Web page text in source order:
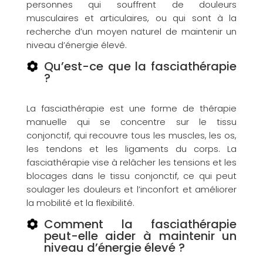
personnes qui souffrent de douleurs
musculaires et articulaires, ou qui sont à la
recherche d’un moyen naturel de maintenir un
niveau d’énergie élevé.
Qu’est-ce que la fasciathérapie
?
La fasciathérapie est une forme de thérapie
manuelle qui se concentre sur le tissu
conjonctif, qui recouvre tous les muscles, les os,
les tendons et les ligaments du corps. La
fasciathérapie vise à relâcher les tensions et les
blocages dans le tissu conjonctif, ce qui peut
soulager les douleurs et l’inconfort et améliorer
la mobilité et la flexibilité.
Comment la fasciathérapie
peut-elle aider à maintenir un
niveau d’énergie élevé ?